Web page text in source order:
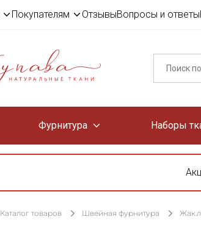
Покупателям ОтзывыВопросы и ответы
Фурнитура Наборы
Каталог товаров Швейная фурнитура